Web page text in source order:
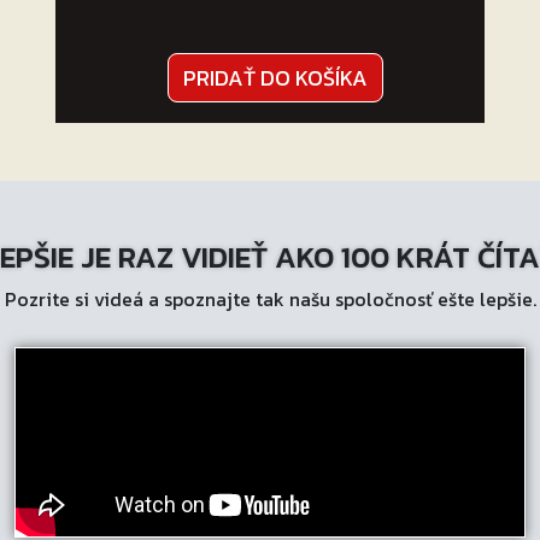
PRIDAŤ DO KOŠÍKA
JE RAZ VIDIEŤ AKO 100 KRÁT
Pozrite si videá a spoznajte tak našu spoločnosť ešte lepšie.